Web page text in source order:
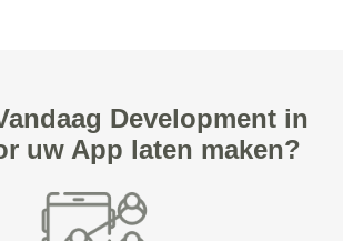
Development in
uw App laten maken?